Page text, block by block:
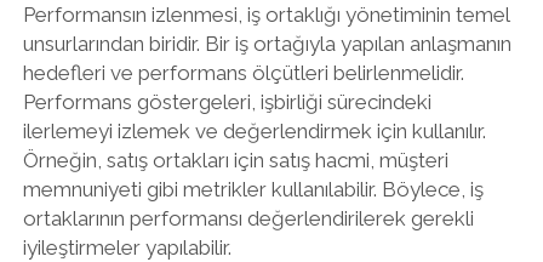
Performansın izlenmesi, iş ortaklığı yönetiminin temel
unsurlarından biridir. Bir iş ortağıyla yapılan anlaşmanın
hedefleri ve performans ölçütleri belirlenmelidir.
Performans göstergeleri, işbirliği sürecindeki
ilerlemeyi izlemek ve değerlendirmek için kullanılır.
Örneğin, satış ortakları için satış hacmi, müşteri
memnuniyeti gibi metrikler kullanılabilir. Böylece, iş
ortaklarının performansı değerlendirilerek gerekli
iyileştirmeler yapılabilir.